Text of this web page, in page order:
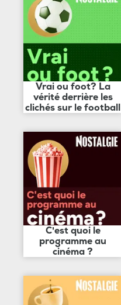
Vrai ou foot? La
vérité derrière les
clichés sur le football
C'est quoi le
programme au
cinéma ?